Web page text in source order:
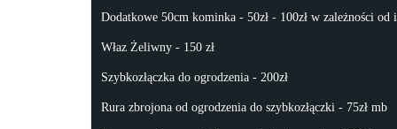
Dodatkowe 50cm kominka - 50zł - 100zł w zależności od
Właz Żeliwny - 150 zł
Szybkozłączka do ogrodzenia - 200zł
Rura zbrojona od ogrodzenia do szybkozłączki - 75zł mb